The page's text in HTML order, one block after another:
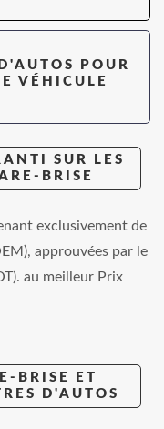
POUR
VÉHICULE
SUR LES
BRISE
exclusivement de
approuvées par le
au meilleur Prix
BRISE ET
D'AUTOS